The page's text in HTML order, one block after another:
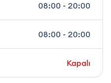
08:00 - 20:00
08:00 - 20:00
Kapalı